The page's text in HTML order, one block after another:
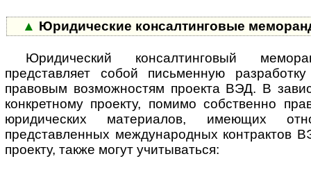
▲ Юридические консалтинговые
Юридический консалтинговый
представляет собой письменную
правовым возможностям проекта ВЭД. В
конкретному проекту, помимо собственно
юридических материалов, имеющих
представленных международных контрактов
проекту, также могут учитываться: